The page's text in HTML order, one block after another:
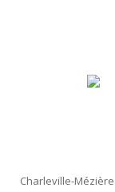
Charleville-